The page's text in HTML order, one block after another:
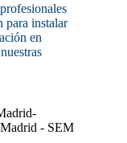
para instalar
en